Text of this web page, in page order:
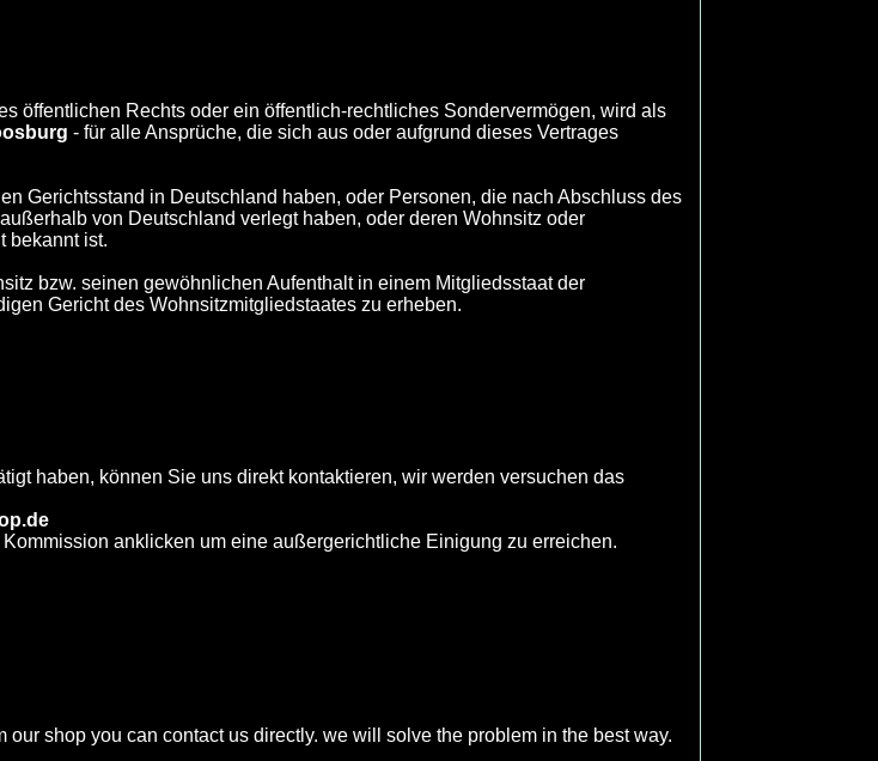
öffentlichen Rechts oder ein öffentlich-rechtliches Sondervermögen, wird als
- für alle Ansprüche, die sich aus oder aufgrund dieses Vertrages
Gerichtsstand in Deutschland haben, oder Personen, die nach Abschluss des
von Deutschland verlegt haben, oder deren Wohnsitz oder
bekannt ist.
bzw. seinen gewöhnlichen Aufenthalt in einem Mitgliedsstaat der
Gericht des Wohnsitzmitgliedstaates zu erheben.
haben, können Sie uns direkt kontaktieren, wir werden versuchen das
anklicken um eine außergerichtliche Einigung zu erreichen.
shop you can contact us directly. we will solve the problem in the best way.